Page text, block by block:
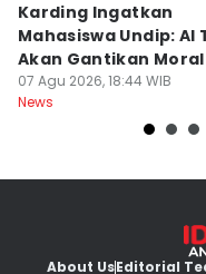
Karding Ingatkan
Mahasiswa Undip: AI
Akan Gantikan Moral
07 Agu 2026, 18:44 WIB
News
About UsEditorial